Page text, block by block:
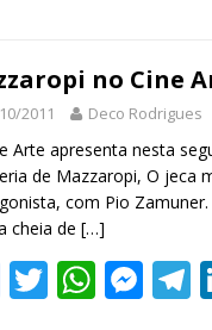
b
o
o
k
er s
A
p
p
e
n
g
er
a
no Cine
2011 Deco Rodrigues
Arte apresenta nesta
de Mazzaropi, O jeca
com Pio
cheia de […]
F T W M T